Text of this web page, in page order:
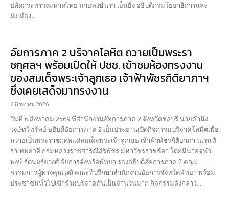
ปลัดกระทรวงมหาดไทย นายพงษ์นรา เย็นยิ่ง อธิบดีกรมโยธาธิการและ
ผังเมือง...
อัยการภาค 2 บริจาคโลหิต ถวายเป็นพระรา
ชกุศลฯ พร้อมเปิดให้ ปชช. เข้าชมห้องทรงงาน
ของสมเด็จพระเจ้าลูกเธอ เจ้าฟ้าพัชรกิติยาภาฯ
ซึ่งเคยเสด็จมาทรงงาน
6 สิงหาคม 2026
วันที่ 6 สิงหาคม 2569 ที่สำนักงานอัยการภาค 2 จังหวัดชลบุรี นายคำนึง
วงษ์ทวีทรัพย์ อธิบดีอัยการภาค 2 เป็นประธานเปิดกิจกรรมบริจาคโลหิตเพื่อ
ถวายเป็นพระราชกุศลแด่สมเด็จพระเจ้าลูกเธอ เจ้าฟ้าพัชรกิติยาภา นเรนทิ
ราเทพยวดี กรมหลวงราชสาริณีสิริพัชร มหาวัชรราชธิดา โดยมีนายจุฬา
พงษ์ รัตนตรัยวงศ์ อัยการจังหวัดพัทยา รองอธิบดีอัยการภาค 2 คณะ
กรรมการผู้ทรงคุณวุฒิ คณะที่ปรึกษาสำนักงานอัยการจังหวัดพัทยา พร้อม
ประชาชนทั่วไปเข้าร่วมบริจาคกันเป็นจำนวนมาก กิจกรรมดังกล่าว...